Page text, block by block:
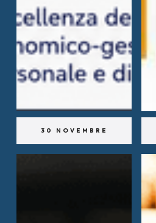
30 NOVEMBRE